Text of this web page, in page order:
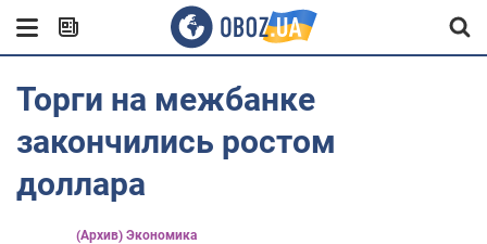
Торги на межбанке
закончились ростом
доллара
(Архив) Экономика